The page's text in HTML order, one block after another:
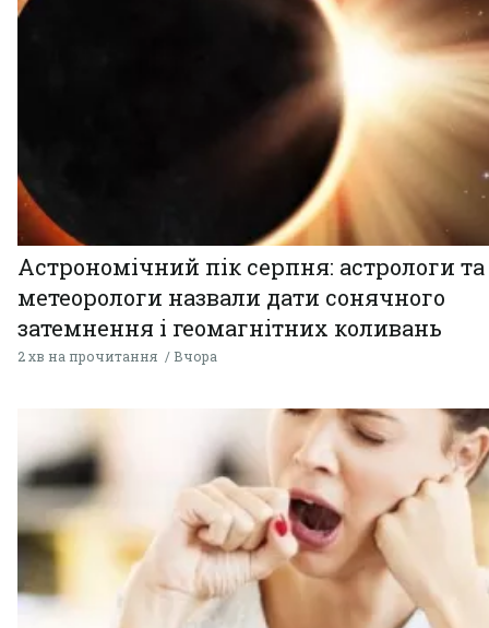
Астрономічний пік серпня: астрологи та
метеорологи назвали дати сонячного
затемнення і геомагнітних коливань
2 хв на прочитання Вчора